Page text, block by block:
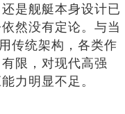
是舰艇本身设计已
然没有定论。与当
传统架构，各类作
限，对现代高强
力明显不足。